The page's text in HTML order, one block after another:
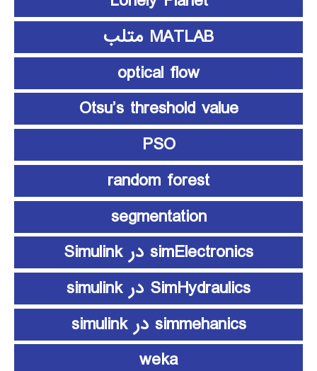
MATLAB متلب
optical flow
Otsu’s threshold value
PSO
random forest
segmentation
simElectronics در Simulink
SimHydraulics در simulink
simmehanics در simulink
weka